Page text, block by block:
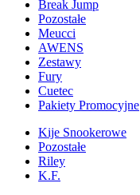
Break Jump
Pozostałe
Meucci
AWENS
Zestawy
Fury
Cuetec
Pakiety Promocyjne
Kije Snookerowe
Pozostałe
Riley
K.F.